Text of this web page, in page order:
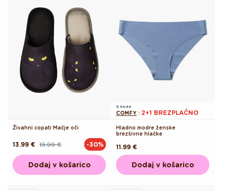
Živahni copati Mačje oči
Redna
19.99 €
Akcijska
13.99 € -30%
Dodaj v košarico
S kodo
COMFY : 2+1 BREZPLAČNO
Hladno modre ženske
brezšivne hlačke
Redna
cena
11.99 €
Dodaj v košarico